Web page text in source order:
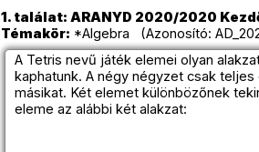
1. találat: ARANYD 2020/2020
Témakör: *Algebra (Azonosító:
A Tetris nevű játék elemei olyan
kaphatunk. A négy négyzet csak
másikat. Két elemet különbözőnek
eleme az alábbi két alakzat: